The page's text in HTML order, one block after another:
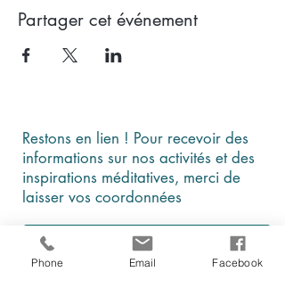
Partager cet événement
Restons en lien ! Pour recevoir des
informations sur nos activités et des
inspirations méditatives, merci de
laisser vos coordonnées
Phone Email Facebook